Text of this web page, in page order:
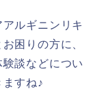
ルギニンリキ
困りの方に、
談などについ
すね♪